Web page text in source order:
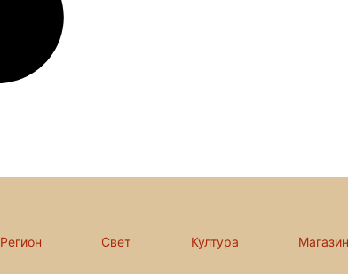
Регион Свет Култура Магазин